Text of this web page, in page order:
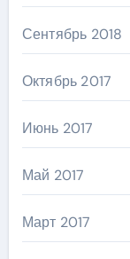
Сентябрь 2018
Октябрь 2017
Июнь 2017
Май 2017
Март 2017